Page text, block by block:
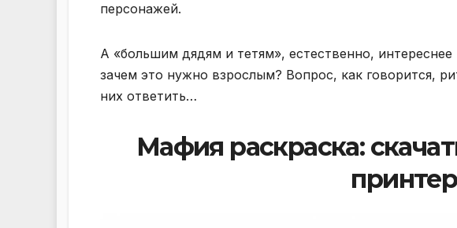
персонажей.
А «большим дядям и тетям», естественно,
зачем это нужно взрослым? Вопрос, как говорится,
них ответить…
Мафия раскраска: